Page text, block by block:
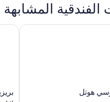
الفندقية المشابهة
هوتل
هوتل
هوتل،